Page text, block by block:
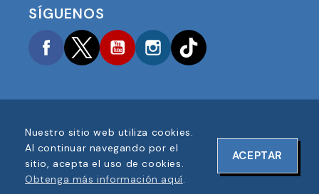
SÍGUENOS
FacebookTwitterYouTubeInstagram
COPYRIGHT © 2025 FOOTBALL AMERICA UK TODOS
LOS DERECHOS RESERVADOS
NÚMERO DE REGISTRO DE EMPRESA: 06354287
DISEÑO DE SITIO WEB PORONELINE DESIGNS
Nuestro sitio web utiliza cookies.
Al continuar navegando por el
sitio, acepta el uso de cookies.
Obtenga más información aquí.
ACEPTAR